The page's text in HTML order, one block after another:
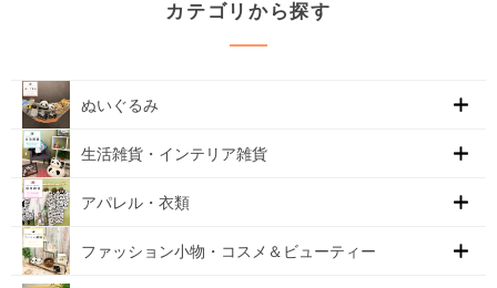
カテゴリから探す
ぬいぐるみ
生活雑貨・インテリア雑貨
アパレル・衣類
ファッション小物・コスメ＆ビューティー